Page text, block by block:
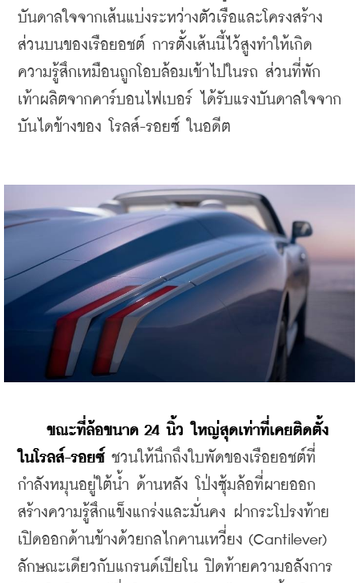
บันดาลใจจากเส้นแบ่งระหว่างตัวเรือและโครงสร้าง
ส่วนบนของเรือยอชต์ การตั้งเส้นนี้ไว้สูงทำให้เกิด
ความรู้สึกเหมือนถูกโอบล้อมเข้าไปในรถ ส่วนที่พัก
เท้าผลิตจากคาร์บอนไฟเบอร์ ได้รับแรงบันดาลใจจาก
บันไดข้างของ โรลส์-รอยซ์ ในอดีต
ขณะที่ล้อขนาด 24 นิ้ว ใหญ่สุดเท่าที่เคยติดตั้ง
ในโรลส์-รอยซ์ ชวนให้นึกถึงใบพัดของเรือยอชต์ที่
กำลังหมุนอยู่ใต้น้ำ ด้านหลัง โป่งซุ้มล้อที่ผายออก
สร้างความรู้สึกแข็งแกร่งและมั่นคง ฝากระโปรงท้าย
เปิดออกด้านข้างด้วยกลไกคานเหวี่ยง (Cantilever)
ลักษณะเดียวกับแกรนด์เปียโน ปิดท้ายความอลังการ